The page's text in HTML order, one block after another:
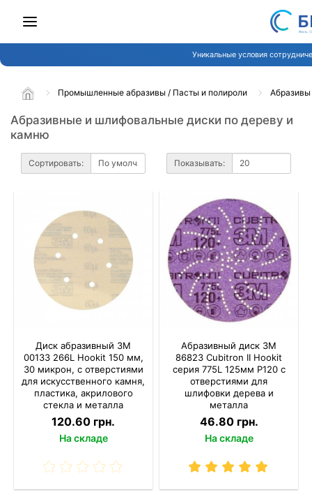
Уникальные условия
Промышленные абразивы / Пасты и полироли
Абразивные и шлифовальные диски по дереву и
камню
Сортировать: Показывать:
Диск абразивный 3M
00133 266L Hookit 150 мм,
30 микрон, с отверстиями
для искусственного камня,
пластика, акрилового
стекла и металла
120.60 грн.
На складе
Абразивный диск 3M
86823 Cubitron II Hookit
серия 775L 125мм P120 с
отверстиями для
шлифовки дерева и
металла
46.80 грн.
На складе